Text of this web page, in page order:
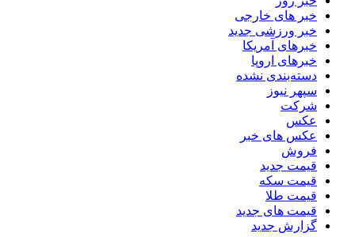
خبر های خارجی
خبر ورزشی جدید
خبرهای آمریکا
خبرهای اروپا
دسته‌بندی نشده
سپهر نیوز
شرکت
عکس
عکس های خبر
فروش
قیمت جدید
قیمت سکه
قیمت طلا
قیمت های جدید
گزارش جدید